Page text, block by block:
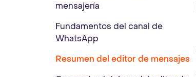
mensajería
Fundamentos del canal de
WhatsApp
Resumen del editor de mensajes